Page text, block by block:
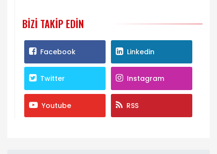
BIZI TAKIP EDIN
Facebook Linkedin
Twitter Instagram
Youtube RSS